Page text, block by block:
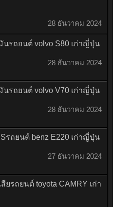
28 ธันวาคม 2024
นรถยนต์ volvo S80 เก่าญี่ปุ่น
28 ธันวาคม 2024
นรถยนต์ volvo V70 เก่าญี่ปุ่น
28 ธันวาคม 2024
รถยนต์ benz E220 เก่าญี่ปุ่น
27 ธันวาคม 2024
ยรถยนต์ toyota CAMRY เก่า